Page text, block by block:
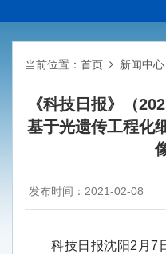
当前位置： 首页 新闻中心
《科技日报》（
基于光遗传工程化
发布时间：2021-02-08
科技日报沈阳2月7